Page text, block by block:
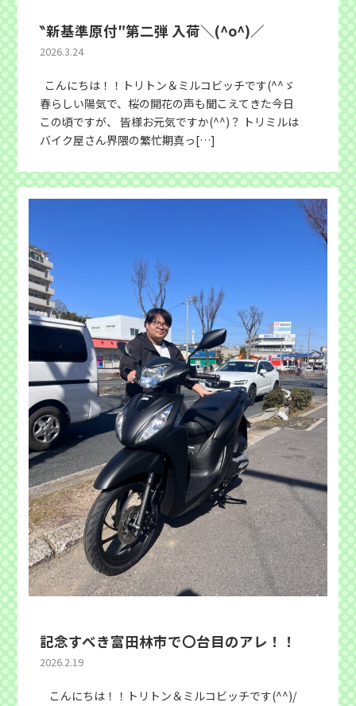
‶新基準原付″第二弾 入荷＼(^o^)／
2026.3.24
こんにちは！！トリトン＆ミルコビッチです(^^ゞ
春らしい陽気で、桜の開花の声も聞こえてきた今日
この頃ですが、 皆様お元気ですか(^^)？ トリミルは
バイク屋さん界隈の繁忙期真っ[…]
記念すべき富田林市で〇台目のアレ！！
2026.2.19
こんにちは！！トリトン＆ミルコビッチです(^^)/